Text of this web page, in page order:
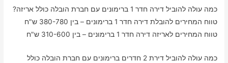
כמה עולה להוביל דירה חדר 1 ברימונים עם חברת הובלה כולל אריזה?
טווח המחירים להובלת דירה חדר 1 ברימונים – בין 380-780 ש"ח
טווח המחירים לאריזה דירה חדר 1 ברימונים – בין 310-600 ש"ח
כמה עולה להוביל דירת 2 חדרים ברימונים עם חברת הובלה כולל